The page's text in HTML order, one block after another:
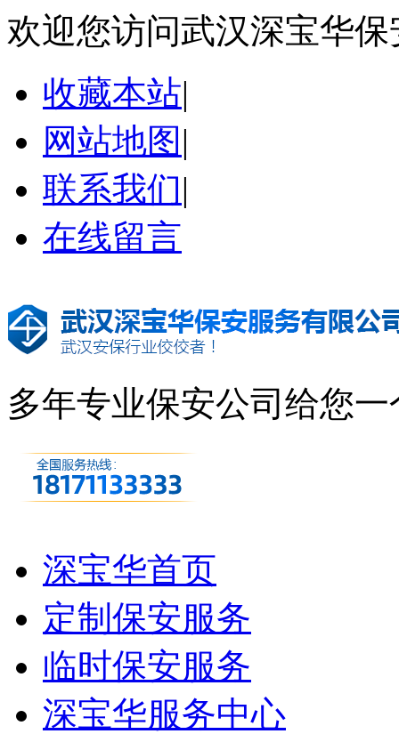
欢迎您访问武汉深宝华
收藏本站|
网站地图 |
联系我们|
在线留言
多年专业保安公司 给您一
深宝华首页
定制保安服务
临时保安服务
深宝华服务中心